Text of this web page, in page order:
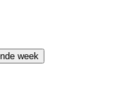
week